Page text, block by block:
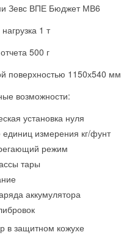
Зевс ВПЕ Бюджет МВ6
1 т
500 г
поверхностью 1150х540 мм
возможности:
установка нуля
измерения кг/фунт
режим
тары
аккумулятора
в защитном кожухе